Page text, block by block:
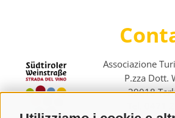
Associazione
P.zza Dott.
39018